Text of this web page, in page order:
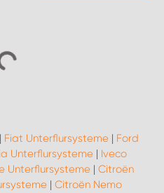
| Fiat Unterflursysteme | Ford
Unterflursysteme| Iveco
Unterflursysteme | Citroën
| Citroën Nemo